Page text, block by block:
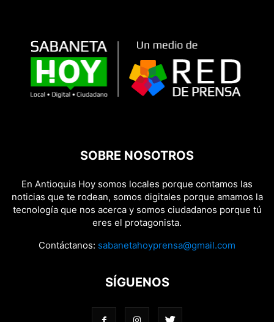
SOBRE NOSOTROS
En Antioquia Hoy somos locales porque contamos las
noticias que te rodean, somos digitales porque amamos la
tecnología que nos acerca y somos ciudadanos porque tú
eres el protagonista.
Contáctanos: sabanetahoyprensa@gmail.com
SÍGUENOS